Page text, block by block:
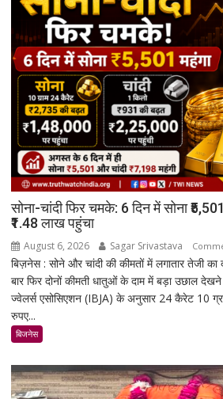
सोना-चांदी फिर चमके: 6 दिन में सोना
₹1.48 लाख पहुंचा
August 6, 2026 Sagar Srivastava
बिज़नेस : सोने और चांदी की कीमतों में लगातार तेजी
बार फिर दोनों कीमती धातुओं के दाम में बड़ा उछाल
ज्वेलर्स एसोसिएशन (IBJA) के अनुसार 24 कैरेट 10
रुपए...
बिजनेस